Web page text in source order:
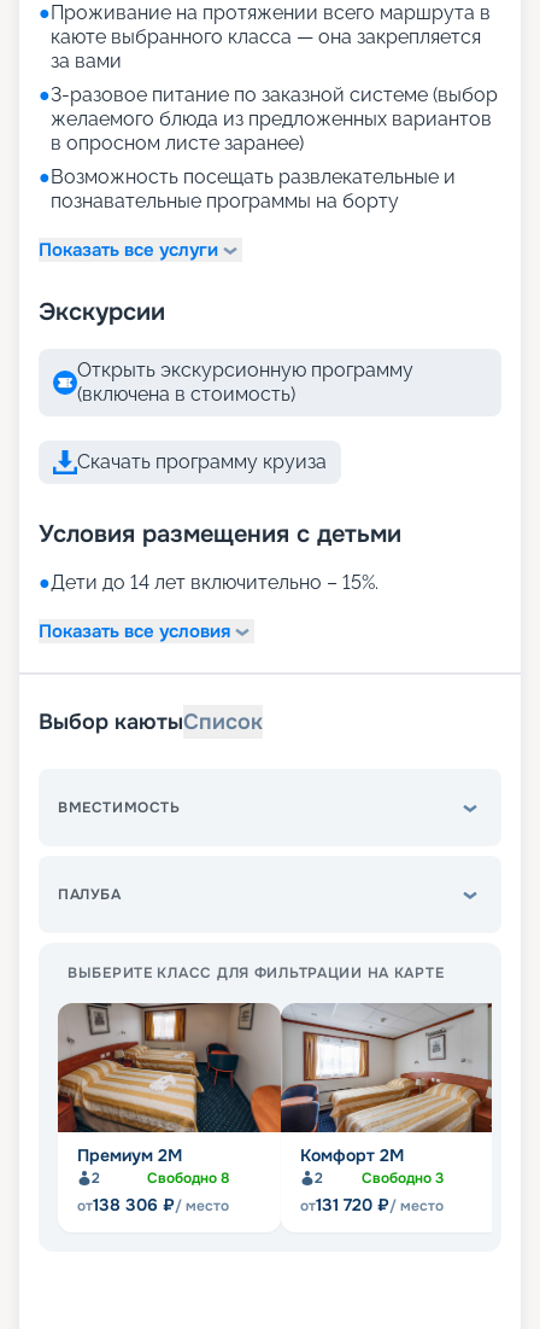
●Проживание на протяжении всего маршрута в
каюте выбранного класса — она закрепляется
за вами
●3-разовое питание по заказной системе (выбор
желаемого блюда из предложенных вариантов
в опросном листе заранее)
●Возможность посещать развлекательные и
познавательные программы на борту
Показать все услуги
Экскурсии
Открыть экскурсионную программу
(включена в стоимость)
Скачать программу круиза
Условия размещения с детьми
●Дети до 14 лет включительно – 15%.
Показать все условия
Выбор каютыСписок
ВМЕСТИМОСТЬ
ПАЛУБА
ВЫБЕРИТЕ КЛАСС ДЛЯ ФИЛЬТРАЦИИ НА КАРТЕ
Премиум 2М
2 Свободно8
от138 306 ₽/ место
Комфорт 2М
2 Свободно3
от131 720 ₽/ место